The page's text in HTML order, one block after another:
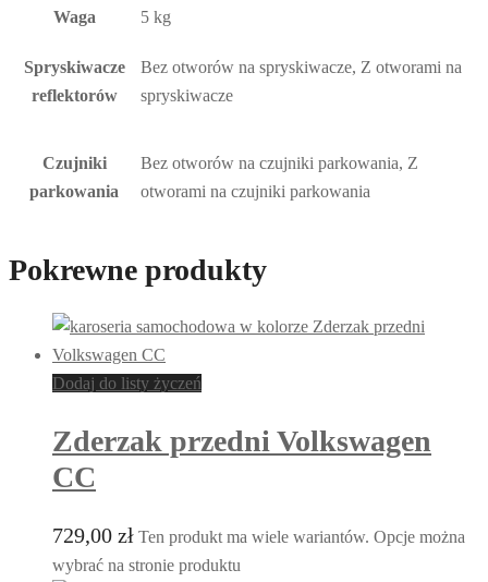
Waga 5 kg
Spryskiwacze
reflektorów
Bez otworów na spryskiwacze, Z otworami na
spryskiwacze
Czujniki
parkowania
Bez otworów na czujniki parkowania, Z
otworami na czujniki parkowania
Pokrewne produkty
Dodaj do listy życzeń
Zderzak przedni Volkswagen
CC
729,00 zł Ten produkt ma wiele wariantów. Opcje można
wybrać na stronie produktu